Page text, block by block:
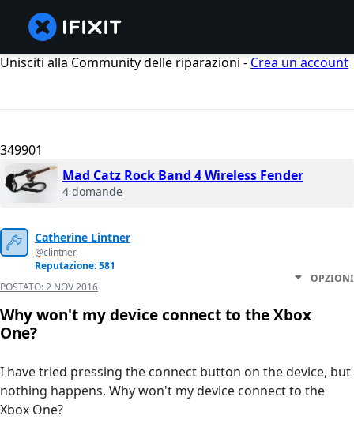
Unisciti alla Community delle riparazioni - Crea un account
349901
Mad Catz Rock Band 4 Wireless Fender
4 domande
Catherine Lintner
@clintner
Reputazione: 581
POSTATO:2 NOV 2016
OPZIONI
Why won't my device connect to the Xbox
One?
I have tried pressing the connect button on the device, but
nothing happens. Why won't my device connect to the
Xbox One?